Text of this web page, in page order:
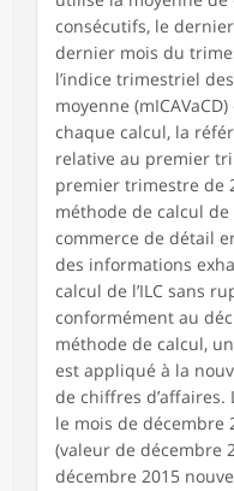
consécutifs, le
dernier mois du
l’indice trimestriel
moyenne
chaque calcul, la
relative au premier
premier trimestre de
méthode de calcul de
commerce de détail
des informations
calcul de l’ILC sans
conformément au
méthode de calcul,
est appliqué à la
de chiffres
le mois de décembre
(valeur de décembre
décembre 2015